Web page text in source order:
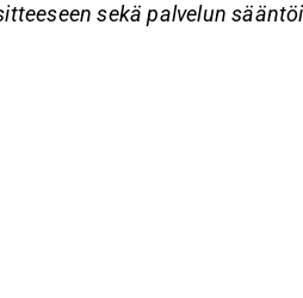
sekä palvelun